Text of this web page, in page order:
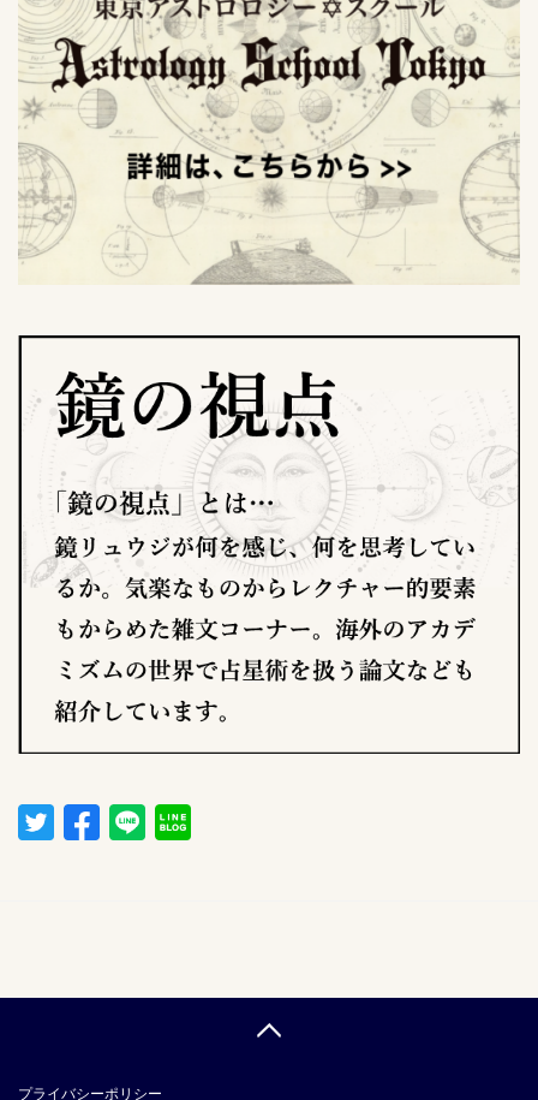
プライバシーポリシー